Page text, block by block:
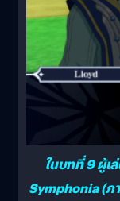
ในบทที่ 9 ผู้เ
Symphonia (ภ